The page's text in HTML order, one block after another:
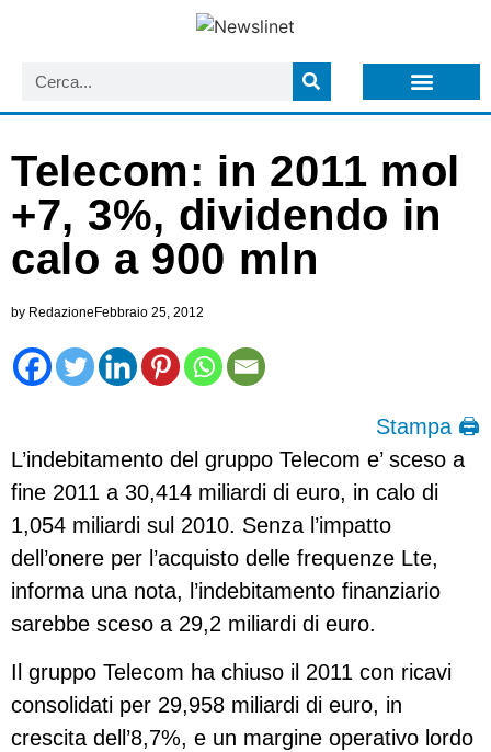
Telecom: in 2011 mol
+7, 3%, dividendo in
calo a 900 mln
by RedazioneFebbraio 25, 2012
Stampa 🖨
L’indebitamento del gruppo Telecom e’ sceso a
fine 2011 a 30,414 miliardi di euro, in calo di
1,054 miliardi sul 2010. Senza l’impatto
dell’onere per l’acquisto delle frequenze Lte,
informa una nota, l’indebitamento finanziario
sarebbe sceso a 29,2 miliardi di euro.
Il gruppo Telecom ha chiuso il 2011 con ricavi
consolidati per 29,958 miliardi di euro, in
crescita dell’8,7%, e un margine operativo lordo